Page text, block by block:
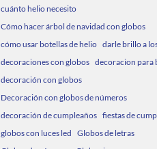
cuánto helio necesito
Cómo hacer árbol de navidad con globos
cómo usar botellas de helio darle brillo a
decoraciones con globos decoracion para
decoración con globos
Decoración con globos de números
decoración de cumpleaños fiestas de
globos con luces led Globos de letras